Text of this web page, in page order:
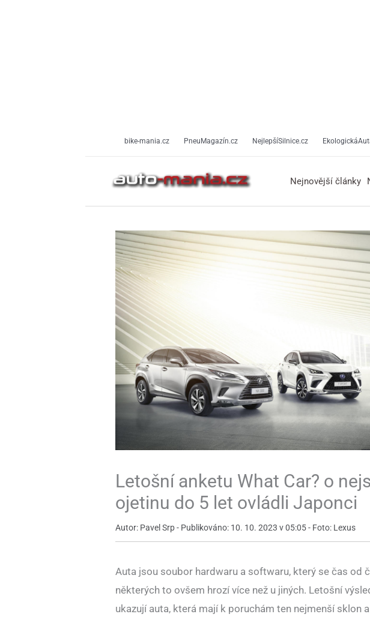
bike-mania.cz PneuMagazín.cz NejlepšíSilnice.cz
Nejnovější články
Letošní anketu What Car? o
ojetinu do 5 let ovládli Japonci
Autor: Pavel Srp - Publikováno: 10. 10. 2023 v 05:05 - Foto: Lexus
Auta jsou soubor hardwaru a softwaru, který se čas od
některých to ovšem hrozí více než u jiných. Letošní
ukazují auta, která mají k poruchám ten nejmenší sklon